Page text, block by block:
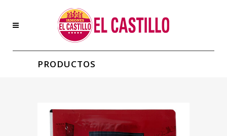
PRODUCTOS